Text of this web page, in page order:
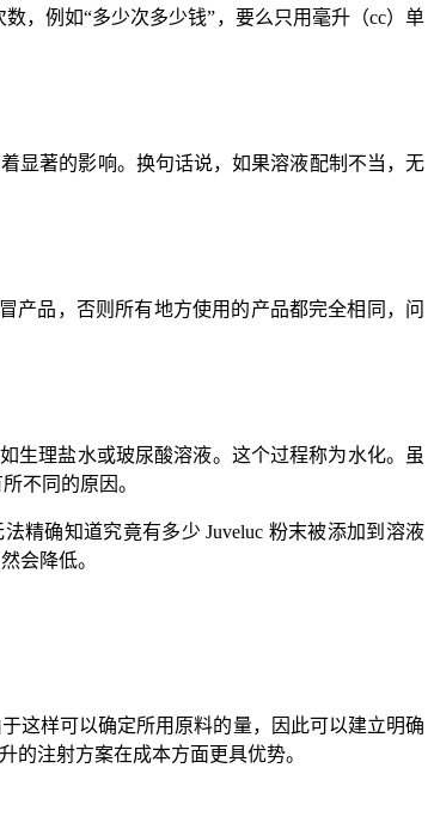
，例如“多少次多少钱”，要么只用毫升（cc）单
显著的影响。换句话说，如果溶液配制不当，无
产品，否则所有地方使用的产品都完全相同，问
生理盐水或玻尿酸溶液。这个过程称为水化。虽
不同的原因。
精确知道究竟有多少 Juveluc 粉末被添加到溶液
会降低。
这样可以确定所用原料的量，因此可以建立明确
的注射方案在成本方面更具优势。